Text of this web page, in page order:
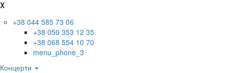
X
+38 044 585 73 06
+38 050 353 12 35
+38 068 554 10 70
menu_phone_3
Концерти